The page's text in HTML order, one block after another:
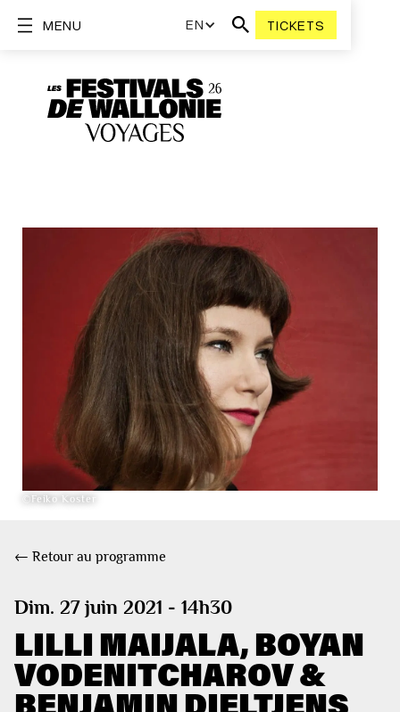
EN TICKETS
MENU
©Feiko Koster
← Retour au programme
Dim. 27 juin 2021 - 14h30
LILLI MAIJALA, BOYAN
VODENITCHAROV &